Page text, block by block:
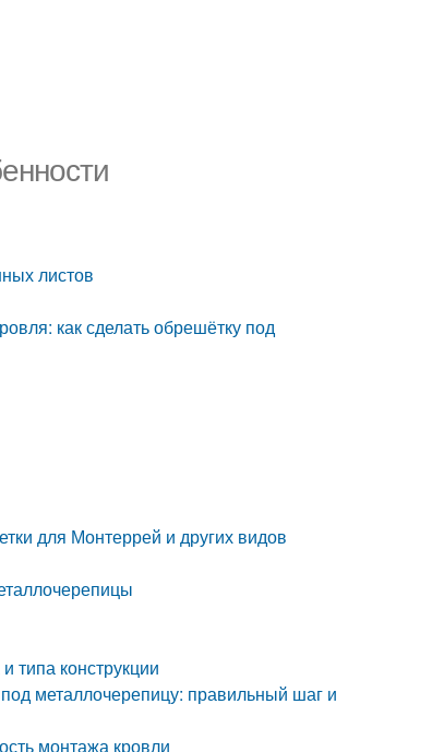
листов
как сделать обрешётку под
для Монтеррей и других видов
типа конструкции
металлочерепицу: правильный шаг и
монтажа кровли